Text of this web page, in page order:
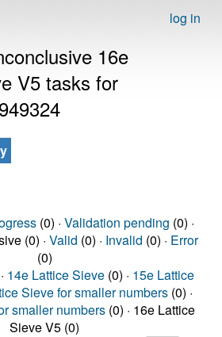
log in
16e
V5 tasks for
(0) · Validation pending (0) ·
(0) · Valid (0) · Invalid (0) · Error
(0)
14e Lattice Sieve (0) · 15e Lattice
Sieve for smaller numbers (0) ·
smaller numbers (0) · 16e Lattice
Sieve V5 (0)